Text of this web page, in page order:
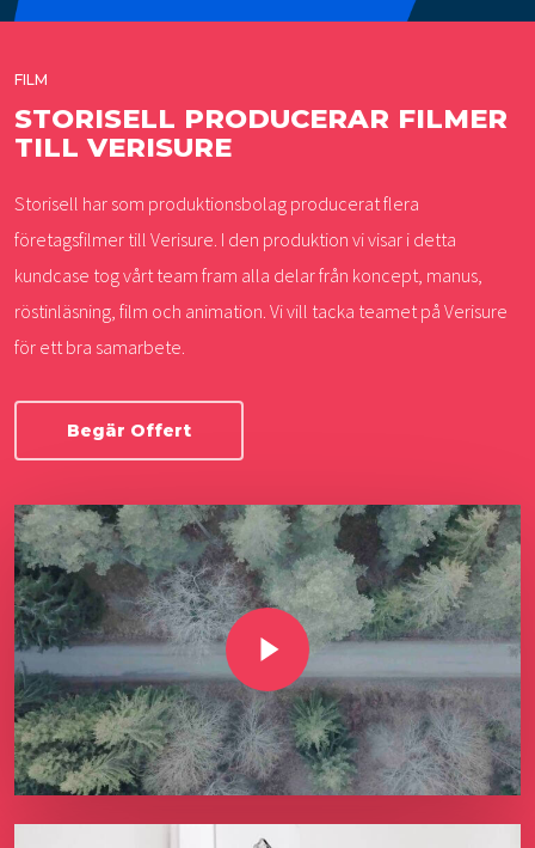
FILM
STORISELL PRODUCERAR FILMER
TILL VERISURE
Storisell har som produktionsbolag producerat flera
företagsfilmer till Verisure. I den produktion vi visar i detta
kundcase tog vårt team fram alla delar från koncept, manus,
röstinläsning, film och animation. Vi vill tacka teamet på Verisure
för ett bra samarbete.
Begär Offert
Play Video